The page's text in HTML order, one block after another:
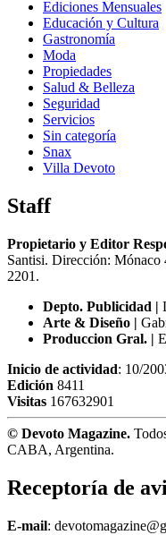
Ediciones Mensuales
Educación y Cultura
Gastronomía
Moda
Propiedades
Salud & Belleza
Seguridad
Servicios
Sin categoría
Snax
Villa Devoto
Staff
Propietario y Editor
Santisi. Dirección:
2201.
Depto. Publicidad |
Arte & Diseño |
Produccion Gral. |
Inicio de actividad: 10/
Edición 8411
Visitas 167632901
© Devoto Magazine.
CABA, Argentina.
Receptoría de
E-mail: